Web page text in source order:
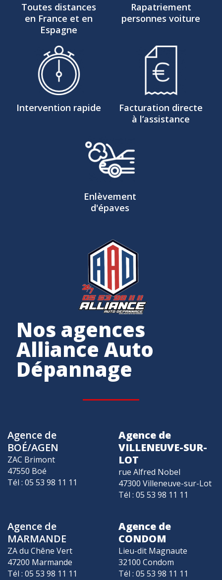
Toutes distances
en France et en
Espagne
Rapatriement
personnes voiture
Intervention rapide
Facturation directe
à l’assistance
Enlèvement
d'épaves
Nos agences
Alliance Auto
Dépannage
Agence de
BOÉ/AGEN
ZAC Brimont
47550 Boé
Tél : 05 53 98 11 11
Agence de
VILLENEUVE-SUR-
LOT
rue Alfred Nobel
47300 Villeneuve-sur-Lot
Tél : 05 53 98 11 11
Agence de
MARMANDE
ZA du Chêne Vert
47200 Marmande
Tél : 05 53 98 11 11
Agence de
CONDOM
Lieu-dit Magnaute
32100 Condom
Tél : 05 53 98 11 11